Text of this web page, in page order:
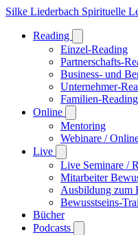
Silke Liederbach Spirituelle
Reading
Einzel-Reading
Partnerschafts-
Business- und
Unternehmer-
Familien-Reading
Online
Mentoring
Webinare /
Live
Live Seminare /
Mitarbeiter
Ausbildung zum
Bewusstseins-
Bücher
Podcasts